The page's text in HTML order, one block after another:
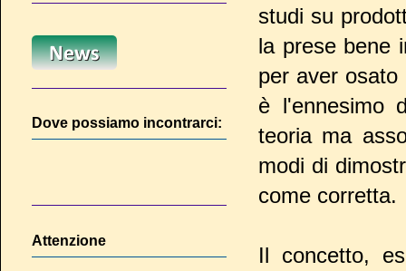
studi su
la prese bene
per aver osato
è l'ennesimo
teoria ma
modi di
come corretta.
Il concetto,
Dove possiamo incontrarci:
Attenzione